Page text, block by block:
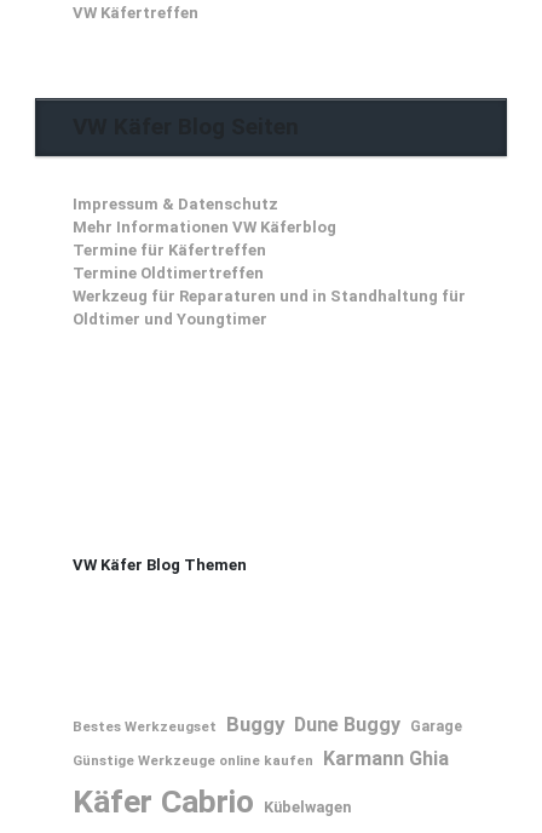
VW Käfertreffen
Impressum & Datenschutz
Mehr Informationen VW Käferblog
Termine für Käfertreffen
Termine Oldtimertreffen
Werkzeug für Reparaturen und in Standhaltung für
Oldtimer und Youngtimer
VW Käfer Blog Themen
Bestes Werkzeugset Buggy Dune Buggy
Garage
Günstige Werkzeuge online kaufen
Karmann Ghia
Käfer Cabrio Kübelwagen